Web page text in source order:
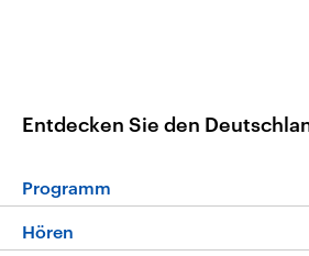
Entdecken Sie den
Programm
Programm
Hören